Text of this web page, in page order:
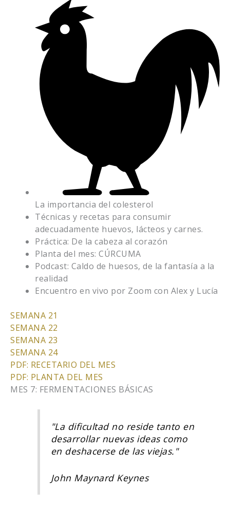
La importancia del colesterol
Técnicas y recetas para consumir
adecuadamente huevos, lácteos y carnes.
Práctica: De la cabeza al corazón
Planta del mes: CÚRCUMA
Podcast: Caldo de huesos, de la fantasía a la
realidad
Encuentro en vivo por Zoom con Alex y Lucía
SEMANA 21
SEMANA 22
SEMANA 23
SEMANA 24
PDF: RECETARIO DEL MES
PDF: PLANTA DEL MES
MES 7: FERMENTACIONES BÁSICAS
"La dificultad no reside tanto en
desarrollar nuevas ideas como
en deshacerse de las viejas."
John Maynard Keynes